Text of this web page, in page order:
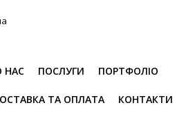
НАС ПОСЛУГИ ПОРТФОЛІО
ТА ОПЛАТА КОНТАКТИ